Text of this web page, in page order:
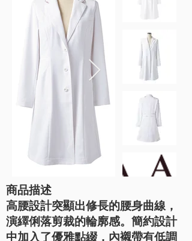
商品描述
高腰設計突顯出修長的腰身曲線，
演繹俐落剪裁的輪廓感。簡約設計
中加入了優雅點綴，內襯帶有低調